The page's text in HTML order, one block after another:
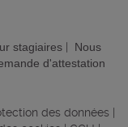
stagiaires| Nous
d'attestation
des données